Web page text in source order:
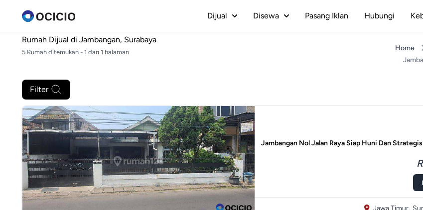
Dijual Disewa Pasang Iklan Hubungi
Rumah Dijual di Jambangan, Surabaya
5 Rumah ditemukan - 1 dari 1 halaman Home
Filter
Jambangan Nol Jalan Raya Siap Huni Dan
Jawa Timur,